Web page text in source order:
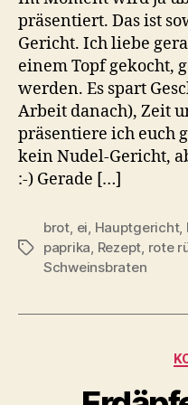
präsentiert. Das ist
Gericht. Ich liebe
einem Topf gekocht,
werden. Es spart
Arbeit danach), Zeit
präsentiere ich euch
kein Nudel-Gericht,
:-) Gerade […]
Schlagwörter
brot, ei, Hauptgericht,
paprika, Rezept, rote
Schweinsbraten